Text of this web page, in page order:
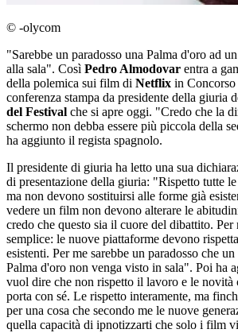
© -olycom
"Sarebbe un paradosso una Palma d'oro ad
alla sala". Così Pedro Almodovar entra a
della polemica sui film di Netflix in Concorso
conferenza stampa da presidente della giuria
del Festival che si apre oggi. "Credo che la
schermo non debba essere più piccola della
ha aggiunto il regista spagnolo.
Il presidente di giuria ha letto una sua
di presentazione della giuria: "Rispetto tutte
ma non devono sostituirsi alle forme già
vedere un film non devono alterare le
credo che questo sia il cuore del dibattito. Per
semplice: le nuove piattaforme devono
esistenti. Per me sarebbe un paradosso che
Palma d'oro non venga visto in sala". Poi ha
vuol dire che non rispetto il lavoro e le novità
porta con sé. Le rispetto interamente, ma
per una cosa che secondo me le nuove
quella capacità di ipnotizzarti che solo i film